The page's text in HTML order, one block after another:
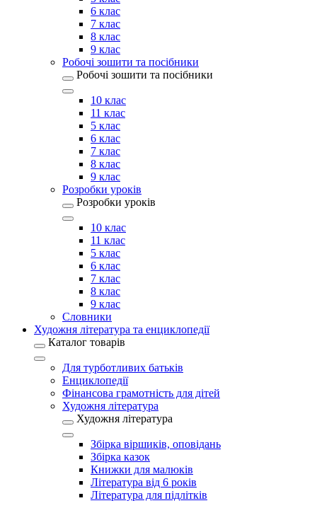
6 клас
7 клас
8 клас
9 клас
Робочі зошити та посібники
Робочі зошити та посібники
10 клас
11 клас
5 клас
6 клас
7 клас
8 клас
9 клас
Розробки уроків
Розробки уроків
10 клас
11 клас
5 клас
6 клас
7 клас
8 клас
9 клас
Словники
Художня література та енциклопедії
Каталог товарів
Для турботливих батьків
Енциклопедії
Фінансова грамотність для дітей
Художня література
Художня література
Збірка віршиків, оповідань
Збірка казок
Книжки для малюків
Література від 6 років
Література для підлітків